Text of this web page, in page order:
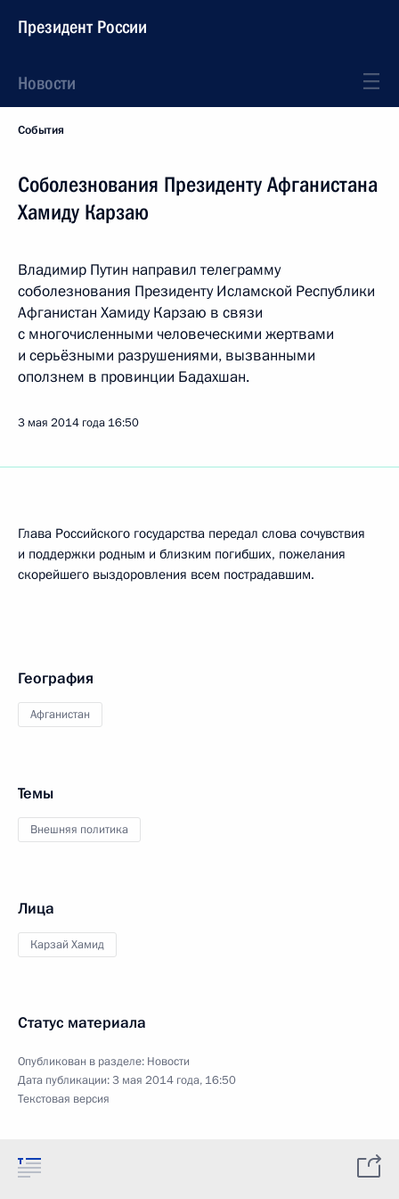
Президент России
Новости
События
Соболезнования Президенту Афганистана
Хамиду Карзаю
Владимир Путин направил телеграмму
соболезнования Президенту Исламской Республики
Афганистан Хамиду Карзаю в связи
с многочисленными человеческими жертвами
и серьёзными разрушениями, вызванными
оползнем в провинции Бадахшан.
3 мая 2014 года 16:50
Глава Российского государства передал слова сочувствия
и поддержки родным и близким погибших, пожелания
скорейшего выздоровления всем пострадавшим.
География
Афганистан
Темы
Внешняя политика
Лица
Карзай Хамид
Статус материала
Опубликован в разделе: Новости
Дата публикации:3 мая 2014 года, 16:50
Текстовая версия